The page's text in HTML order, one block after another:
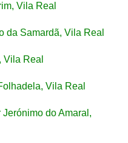
Vila Real
da Samardã, Vila Real
Real
Vila Real
do Amaral,